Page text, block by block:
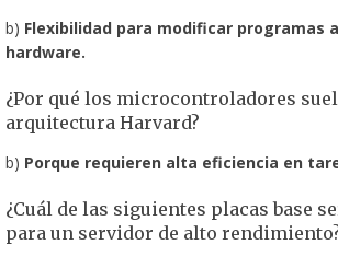
b) Flexibilidad para modificar programas
hardware.
¿Por qué los microcontroladores
arquitectura Harvard?
b) Porque requieren alta eficiencia en
¿Cuál de las siguientes placas base
para un servidor de alto